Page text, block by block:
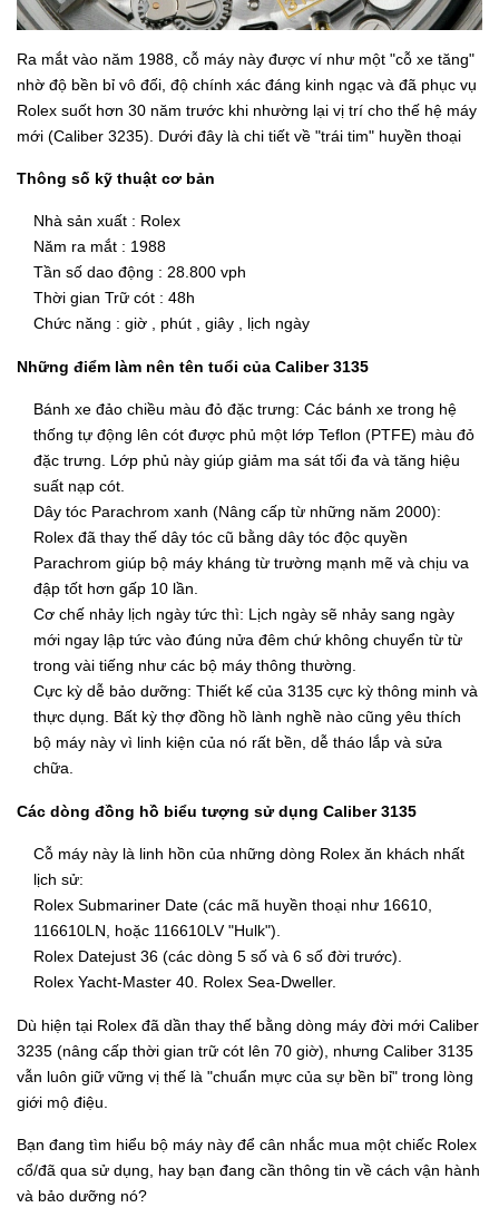
Ra mắt vào năm 1988, cỗ máy này được ví như một "cỗ xe tăng"
nhờ độ bền bỉ vô đối, độ chính xác đáng kinh ngạc và đã phục vụ
Rolex suốt hơn 30 năm trước khi nhường lại vị trí cho thế hệ máy
mới (Caliber 3235). Dưới đây là chi tiết về "trái tim" huyền thoại
Thông số kỹ thuật cơ bản
Nhà sản xuất : Rolex
Năm ra mắt : 1988
Tần số dao động : 28.800 vph
Thời gian Trữ cót : 48h
Chức năng : giờ , phút , giây , lịch ngày
Những điểm làm nên tên tuổi của Caliber 3135
Bánh xe đảo chiều màu đỏ đặc trưng: Các bánh xe trong hệ
thống tự động lên cót được phủ một lớp Teflon (PTFE) màu đỏ
đặc trưng. Lớp phủ này giúp giảm ma sát tối đa và tăng hiệu
suất nạp cót.
Dây tóc Parachrom xanh (Nâng cấp từ những năm 2000):
Rolex đã thay thế dây tóc cũ bằng dây tóc độc quyền
Parachrom giúp bộ máy kháng từ trường mạnh mẽ và chịu va
đập tốt hơn gấp 10 lần.
Cơ chế nhảy lịch ngày tức thì: Lịch ngày sẽ nhảy sang ngày
mới ngay lập tức vào đúng nửa đêm chứ không chuyển từ từ
trong vài tiếng như các bộ máy thông thường.
Cực kỳ dễ bảo dưỡng: Thiết kế của 3135 cực kỳ thông minh và
thực dụng. Bất kỳ thợ đồng hồ lành nghề nào cũng yêu thích
bộ máy này vì linh kiện của nó rất bền, dễ tháo lắp và sửa
chữa.
Các dòng đồng hồ biểu tượng sử dụng Caliber 3135
Cỗ máy này là linh hồn của những dòng Rolex ăn khách nhất
lịch sử:
Rolex Submariner Date (các mã huyền thoại như 16610,
116610LN, hoặc 116610LV "Hulk").
Rolex Datejust 36 (các dòng 5 số và 6 số đời trước).
Rolex Yacht-Master 40. Rolex Sea-Dweller.
Dù hiện tại Rolex đã dần thay thế bằng dòng máy đời mới Caliber
3235 (nâng cấp thời gian trữ cót lên 70 giờ), nhưng Caliber 3135
vẫn luôn giữ vững vị thế là "chuẩn mực của sự bền bỉ" trong lòng
giới mộ điệu.
Bạn đang tìm hiểu bộ máy này để cân nhắc mua một chiếc Rolex
cổ/đã qua sử dụng, hay bạn đang cần thông tin về cách vận hành
và bảo dưỡng nó?